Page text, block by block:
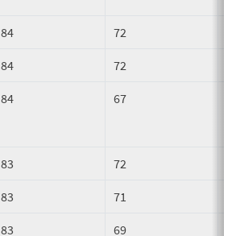
84 72
84 72
84 67
83 72
83 71
83 69